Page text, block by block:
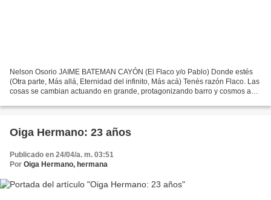
Nelson Osorio JAIME BATEMAN CAYÓN (El Flaco y/o Pablo) Donde estés
(Otra parte, Más allá, Eternidad del infinito, Más acá) Tenés razón Flaco. Las
cosas se cambian actuando en grande, protagonizando barro y cosmos a
Oiga Hermano: 23 años
Publicado en 24/04/a. m. 03:51
Por Oiga Hermano, hermana